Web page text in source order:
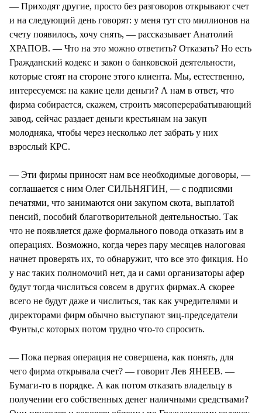
— Приходят другие, просто без разговоров открывают счет
и на следующий день говорят: у меня тут сто миллионов на
счету появилось, хочу снять, — рассказывает Анатолий
ХРАПОВ. — Что на это можно ответить? Отказать? Но есть
Гражданский кодекс и закон о банковской деятельности,
которые стоят на стороне этого клиента. Мы, естественно,
интересуемся: на какие цели деньги? А нам в ответ, что
фирма собирается, скажем, строить мясоперерабатывающий
завод, сейчас раздает деньги крестьянам на закуп
молодняка, чтобы через несколько лет забрать у них
взрослый КРС.
— Эти фирмы приносят нам все необходимые договоры, —
соглашается с ним Олег СИЛЬНЯГИН, — с подписями
печатями, что занимаются они закупом скота, выплатой
пенсий, пособий благотворительной деятельностью. Так
что не появляется даже формального повода отказать им в
операциях. Возможно, когда через пару месяцев налоговая
начнет проверять их, то обнаружит, что все это фикция. Но
у нас таких полномочий нет, да и сами организаторы афер
будут тогда числиться совсем в других фирмах.А скорее
всего не будут даже и числиться, так как учредителями и
директорами фирм обычно выступают зиц-председатели
Фунты,с которых потом трудно что-то спросить.
— Пока первая операция не совершена, как понять, для
чего фирма открывала счет? — говорит Лев ЯНЕЕВ. —
Бумаги-то в порядке. А как потом отказать владельцу в
получении его собственных денег наличными средствами?